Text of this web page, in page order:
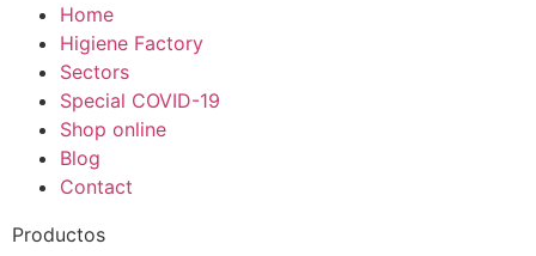
Home
Higiene Factory
Sectors
Special COVID-19
Shop online
Blog
Contact
Productos